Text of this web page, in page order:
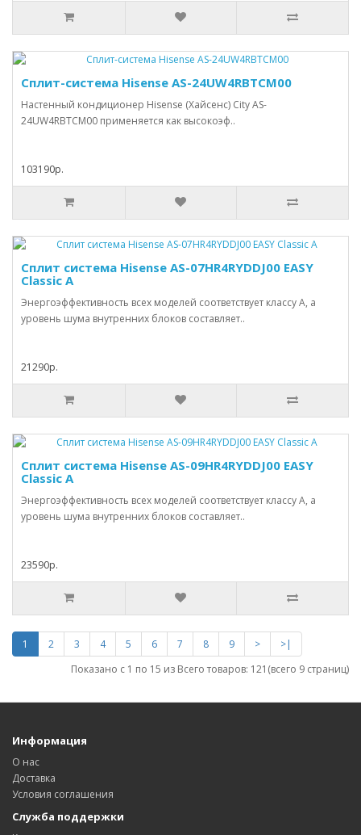
Сплит-система Hisense AS-24UW4RBTCM00
Настенный кондиционер Hisense (Хайсенс) City AS-
24UW4RBTCM00 применяется как высокоэф..
103190р.
Сплит система Hisense AS-07HR4RYDDJ00 EASY
Classic A
Энергоэффективность всех моделей соответствует классу А, а
уровень шума внутренних блоков составляет..
21290р.
Сплит система Hisense AS-09HR4RYDDJ00 EASY
Classic A
Энергоэффективность всех моделей соответствует классу А, а
уровень шума внутренних блоков составляет..
23590р.
1 2 3 4 5 6 7 8 9 >
>|
Показано с 1 по 15 из Всего товаров: 121 (всего 9 страниц)
Информация
О нас
Доставка
Условия соглашения
Служба поддержки